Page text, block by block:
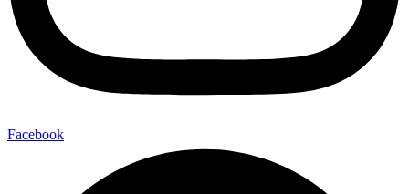
Facebook